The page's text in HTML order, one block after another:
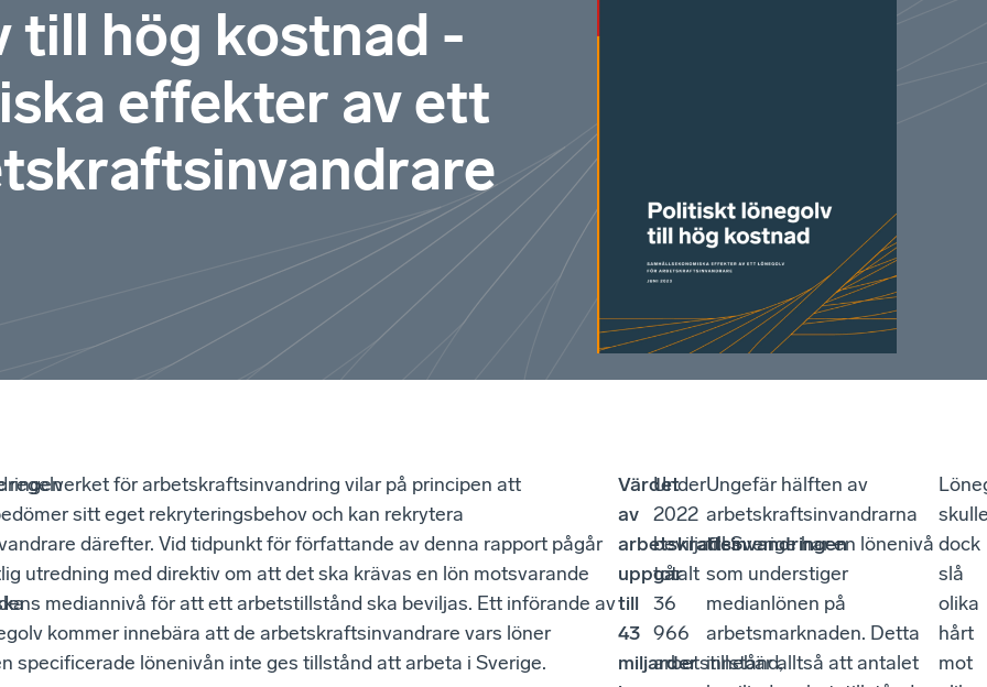
till hög kostnad -
effekter av ett
regelverket för arbetskraftsinvandring vilar på principen att
sitt eget rekryteringsbehov och kan rekrytera
därefter. Vid tidpunkt för författande av denna rapport pågår
utredning med direktiv om att det ska krävas en lön motsvarande
mediannivå för att ett arbetstillstånd ska beviljas. Ett införande av
kommer innebära att de arbetskraftsinvandrare vars löner
specificerade lönenivån inte ges tillstånd att arbeta i Sverige.
Värdet
av
arbetskraftsinvandringen
uppgår
till
43
miljarder
Under
2022
beviljades
totalt
36
966
arbetstillstånd,
Ungefär hälften av
arbetskraftsinvandrarna
till Sverige har en lönenivå
som understiger
medianlönen på
arbetsmarknaden. Detta
innebär alltså att antalet
dock
slå
olika
hårt
mot